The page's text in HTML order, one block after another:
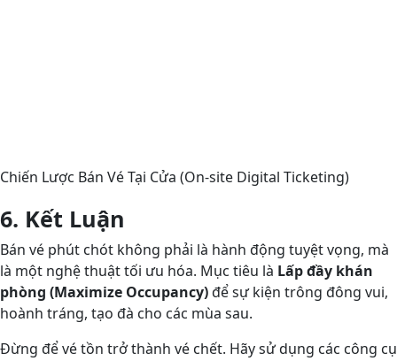
Chiến Lược Bán Vé Tại Cửa (On-site Digital Ticketing)
6. Kết Luận
Bán vé phút chót không phải là hành động tuyệt vọng, mà
là một nghệ thuật tối ưu hóa. Mục tiêu là Lấp đầy khán
phòng (Maximize Occupancy)để sự kiện trông đông vui,
hoành tráng, tạo đà cho các mùa sau.
Đừng để vé tồn trở thành vé chết. Hãy sử dụng các công cụ